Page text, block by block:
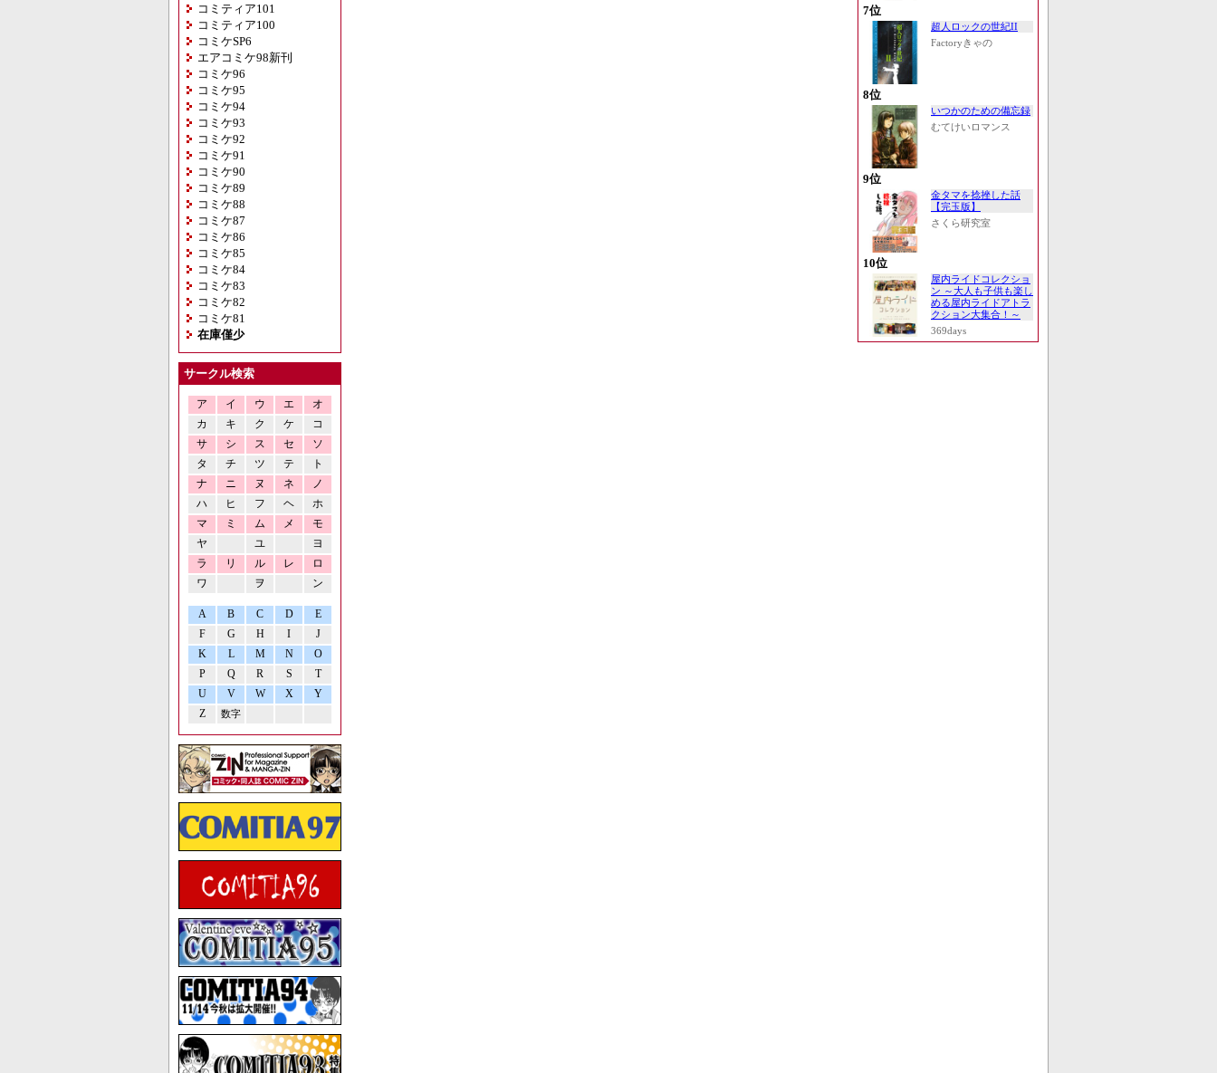
コミティア101
コミティア100
コミケSP6
エアコミケ98新刊
コミケ96
コミケ95
コミケ94
コミケ93
コミケ92
コミケ91
コミケ90
コミケ89
コミケ88
コミケ87
コミケ86
コミケ85
コミケ84
コミケ83
コミケ82
コミケ81
在庫僅少
サークル検索
ア イ ウ エ
オ
カ
キ ク ケ
コ
サ
シ ス セ
ソ
タ
チ ツ テ
ト
ナ
ニ ヌ ネ
ノ
ハ
ヒ フ ヘ
ホ
マ
ミ ム メ
モ
ヤ
ユ
ヨ
ラ
リ ル レ
ロ
ワ
ヲ ン
A B C D
E
F
G H I
J
K
L M N
O
P
Q R S
T
U
V W X
Y
Z
数字
7位
超人ロックの世紀II
Factoryきゃの
8位
いつかのための備忘録
むてけいロマンス
9位
金タマを捻挫した話
【完玉版】
さくら研究室
10位
屋内ライドコレクショ
ン ～大人も子供も楽し
める屋内ライドアトラ
クション大集合！～
369days